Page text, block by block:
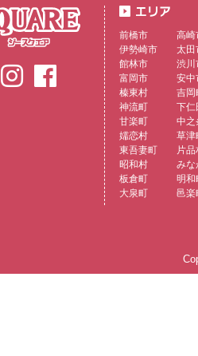
前橋市
高崎
伊勢崎市
太田
館林市
渋川
富岡市
安中
榛東村
吉岡
神流町
下仁
甘楽町
中之
嬬恋村
草津
東吾妻町
片品
昭和村
みな
板倉町
明和
大泉町
邑楽